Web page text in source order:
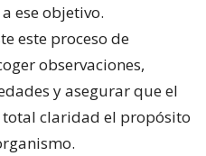
ese objetivo.
este proceso de
observaciones,
y asegurar que el
claridad el propósito